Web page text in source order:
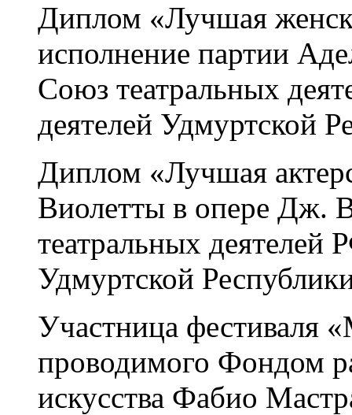
Диплом «Лучшая
исполнение партии
Союз театральных
деятелей Удмуртской
Диплом «Лучшая
Виолетты в опере Дж.
театральных деятелей
Удмуртской
Участница фестиваля
проводимого Фондом
искусства Фабио